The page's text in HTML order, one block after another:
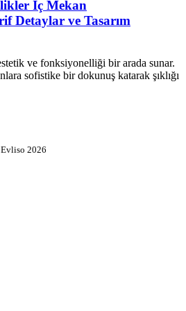
İç Mekan
Detaylar ve Tasarım
ve fonksiyonelliği bir arada sunar.
sofistike bir dokunuş katarak şıklığı
Evliso 2026